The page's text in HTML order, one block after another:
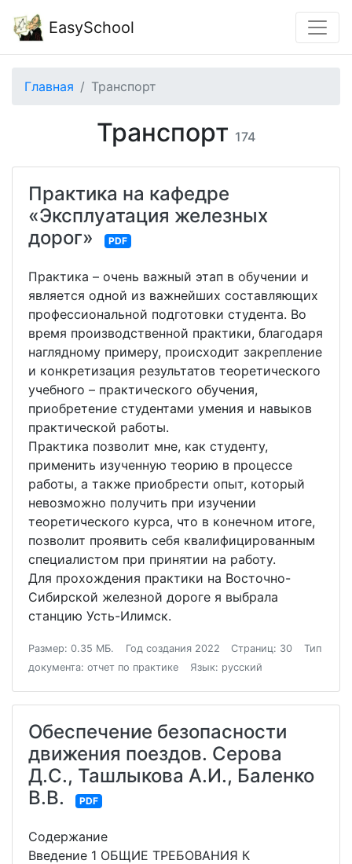
EasySchool
Главная Транспорт
Транспорт 174
Практика на кафедре
«Эксплуатация железных
дорог»
PDF
Практика – очень важный этап в обучении и
является одной из важнейших составляющих
профессиональной подготовки студента. Во
время производственной практики, благодаря
наглядному примеру, происходит закрепление
и конкретизация результатов теоретического
учебного – практического обучения,
приобретение студентами умения и навыков
практической работы.
Практика позволит мне, как студенту,
применить изученную теорию в процессе
работы, а также приобрести опыт, который
невозможно получить при изучении
теоретического курса, что в конечном итоге,
позволит проявить себя квалифицированным
специалистом при принятии на работу.
Для прохождения практики на Восточно-
Сибирской железной дороге я выбрала
станцию Усть-Илимск.
Размер: 0.35 МБ. Год создания 2022 Страниц: 30
Тип
документа: отчет по практике
Язык: русский
Обеспечение безопасности
движения поездов. Серова
Д.С., Ташлыкова А.И., Баленко
В.В.
PDF
Содержание
Введение 1 ОБЩИЕ ТРЕБОВАНИЯ К